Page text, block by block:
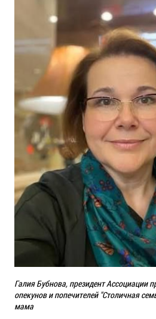
Галия Бубнова, президент Ассоциации
опекунов и попечителей "Столичная
мама